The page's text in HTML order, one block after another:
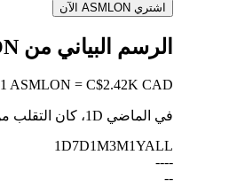
اشتري ASMLON الآن
الرسم البياني من ASMLON إلى CAD
1 ASMLON = C$2.42K CAD
في الماضي 1D، كان التقلب من ASMLON إلى CAD هو
1D7D1M3M1YALL
--
--
--